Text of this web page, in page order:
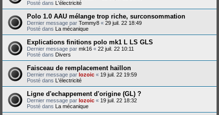
Posté dans L'électricité
Polo 1.0 AAU mélange trop riche, surconsommation
Dernier message par Tommy8 « 29 juil. 22 18:49
Posté dans La mécanique
Explications finitions polo mk1 L LS GLS
Dernier message par mk16 « 22 juil. 22 10:11
Posté dans Divers
Faisceau de remplacement haillon
Dernier message par lozoic « 19 juil. 22 19:59
Posté dans L'électricité
Ligne d'echappement d'origine (GL) ?
Dernier message par lozoic « 19 juil. 22 18:32
Posté dans La mécanique